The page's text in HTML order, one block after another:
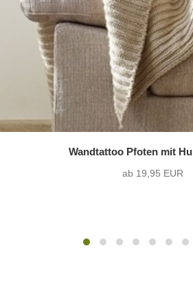
Wandtattoo Pfoten mit
ab 19,95 EUR